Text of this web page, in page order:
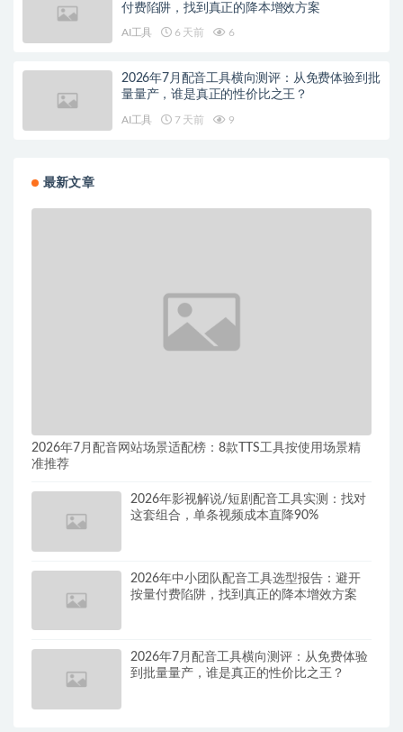
付费陷阱，找到真正的降本增效方案
AI工具 6 天前 6
2026年7月配音工具横向测评：从免费体验到批
量量产，谁是真正的性价比之王？
AI工具 7 天前 9
最新文章
2026年7月配音网站场景适配榜：8款TTS工具按使用场景精
准推荐
2026年影视解说/短剧配音工具实测：找对
这套组合，单条视频成本直降90%
2026年中小团队配音工具选型报告：避开
按量付费陷阱，找到真正的降本增效方案
2026年7月配音工具横向测评：从免费体验
到批量量产，谁是真正的性价比之王？